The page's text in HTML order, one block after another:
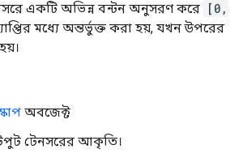
একটি অভিন্ন বন্টন অনুসরণ করে [0,
মধ্যে অন্তর্ভুক্ত করা হয়, যখন উপরের
অবজেক্ট
টেনসরের আকৃতি।